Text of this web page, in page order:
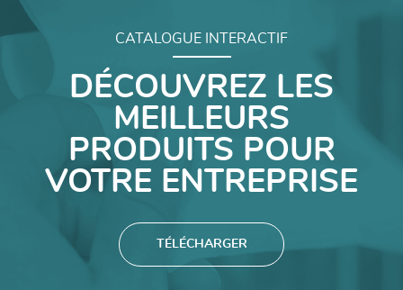
CATALOGUE INTERACTIF
DÉCOUVREZ LES
MEILLEURS
PRODUITS POUR
VOTRE ENTREPRISE
TÉLÉCHARGER